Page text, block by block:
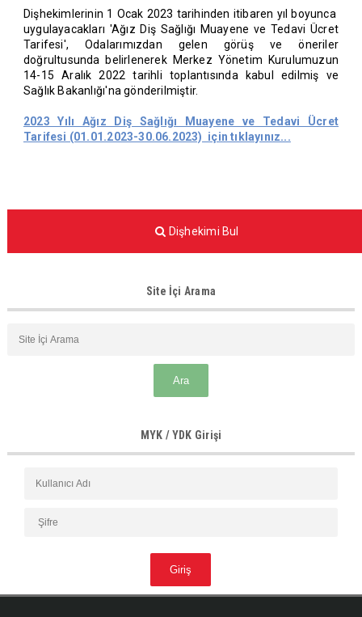
Dişhekimlerinin 1 Ocak 2023 tarihinden itibaren yıl boyunca
uygulayacakları 'Ağız Diş Sağlığı Muayene ve Tedavi Ücret
Tarifesi', Odalarımızdan gelen görüş ve öneriler
doğrultusunda belirlenerek Merkez Yönetim Kurulumuzun
14-15 Aralık 2022 tarihli toplantısında kabul edilmiş ve
Sağlık Bakanlığı'na gönderilmiştir.
2023 Yılı Ağız Diş Sağlığı Muayene ve Tedavi Ücret
Tarifesi (01.01.2023-30.06.2023) için tıklayınız...
Dişhekimi Bul
Site İçi Arama
MYK / YDK Girişi